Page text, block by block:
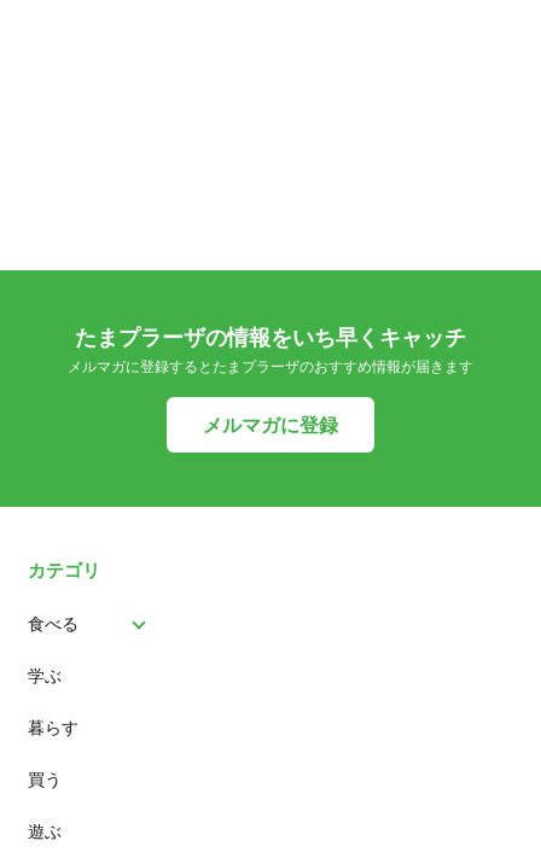
たまプラーザの情報をいち早くキャッチ
メルマガに登録するとたまプラーザのおすすめ情報が届きます
メルマガに登録
カテゴリ
食べる
パン
スイーツ
ランチ
カフェ
学ぶ
暮らす
買う
遊ぶ